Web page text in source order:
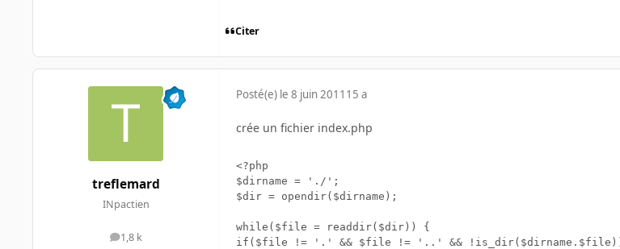
Citer
treflemard
INpactien
1,8 k
messages
Posté(e) le 8 juin 2011 15 a
crée un fichier index.php
<?php
$dirname = './';
$dir = opendir($dirname);
while($file = readdir($dir)) {
if($file != '.' && $file != '..' &&